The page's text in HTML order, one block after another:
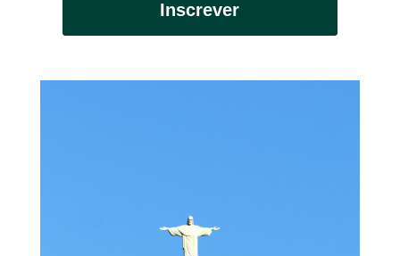
Inscrever